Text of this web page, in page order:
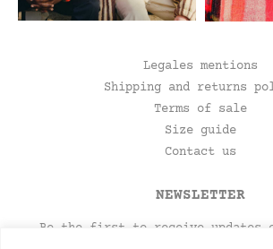
Legales mentions
Shipping and returns
Terms of sale
Size guide
Contact us
NEWSLETTER
Be the first to receive updates